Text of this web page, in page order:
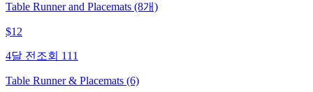
Table Runner and Placemats (8개)
$12
4달 전 조회 111
Table Runner & Placemats (6)